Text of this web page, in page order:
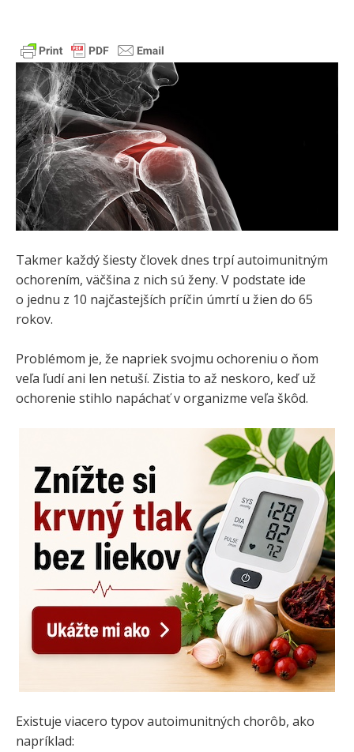
Takmer každý šiesty človek dnes trpí autoimunitným
ochorením, väčšina z nich sú ženy. V podstate ide
o jednu z 10 najčastejších príčin úmrtí u žien do 65
rokov.
Problémom je, že napriek svojmu ochoreniu o ňom
veľa ľudí ani len netuší. Zistia to až neskoro, keď už
ochorenie stihlo napáchať v organizme veľa škôd.
Existuje viacero typov autoimunitných chorôb, ako
napríklad: